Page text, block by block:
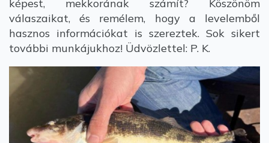
képest, mekkorának számít? Köszönöm
válaszaikat, és remélem, hogy a levelemből
hasznos információkat is szereztek. Sok sikert
további munkájukhoz! Üdvözlettel: P. K.